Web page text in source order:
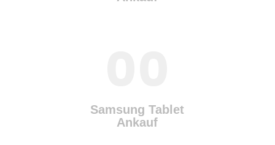
Samsung Tablet
Ankauf